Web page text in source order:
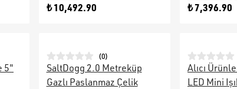
₺ 10,492.90 ₺ 7,396.90
5"
(0)
SaltDogg 2.0 Metreküp
Gazlı Paslanmaz Çelik
Alıcı
LED Mini